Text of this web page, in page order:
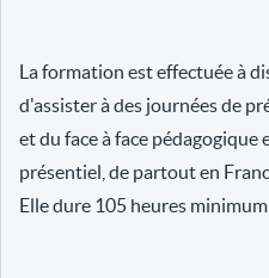
La formation est effectuée à
d'assister à des journées de
et du face à face pédagogique
présentiel, de partout en
Elle dure 105 heures